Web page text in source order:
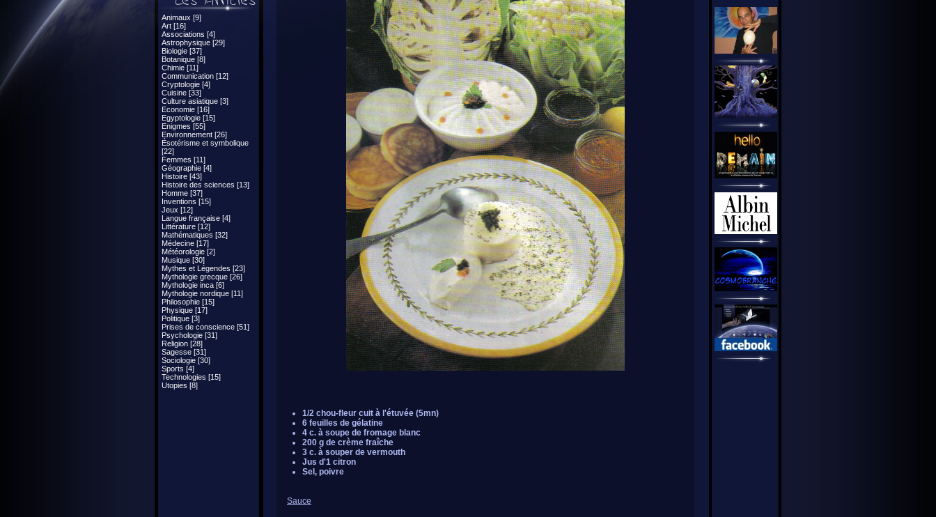
Animaux [9]
Art [16]
Associations [4]
Astrophysique [29]
Biologie [37]
Botanique [8]
Chimie [11]
Communication [12]
Cryptologie [4]
Cuisine [33]
Culture asiatique [3]
Economie [16]
Egyptologie [15]
Enigmes [55]
Environnement [26]
Ésotérisme et symbolique
[22]
Femmes [11]
Géographie [4]
Histoire [43]
Histoire des sciences [13]
Homme [37]
Inventions [15]
Jeux [12]
Langue française [4]
Littérature [12]
Mathématiques [32]
Médecine [17]
Météorologie [2]
Musique [30]
Mythes et Légendes [23]
Mythologie grecque [26]
Mythologie inca [6]
Mythologie nordique [11]
Philosophie [15]
Physique [17]
Politique [3]
Prises de conscience [51]
Psychologie [31]
Religion [28]
Sagesse [31]
Sociologie [30]
Sports [4]
Technologies [15]
Utopies [8]
1/2 chou-fleur cuit à l'étuvée (5mn)
6 feuilles de gélatine
4 c. à soupe de fromage blanc
200 g de crème fraîche
3 c. à souper de vermouth
Jus d'1 citron
Sel, poivre
Sauce